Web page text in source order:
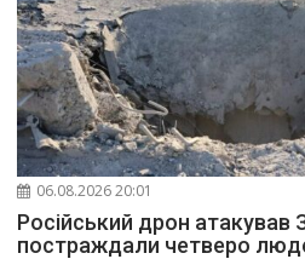
06.08.2026 20:01
Російський дрон атакував
постраждали четверо